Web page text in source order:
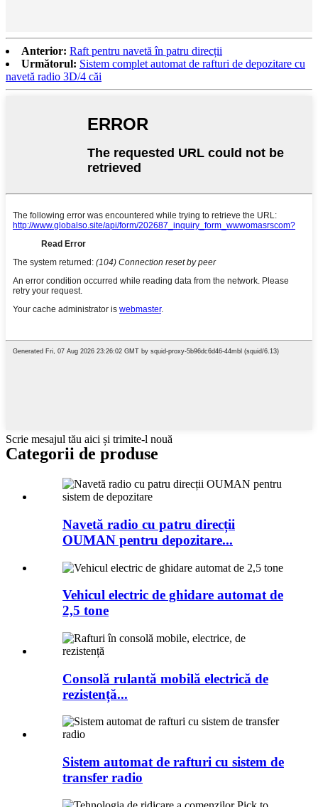
Anterior: Raft pentru navetă în patru direcții
Următorul: Sistem complet automat de rafturi de depozitare cu
navetă radio 3D/4 căi
Scrie mesajul tău aici și trimite-l nouă
Categorii de produse
Navetă radio cu patru direcții
OUMAN pentru depozitare...
Vehicul electric de ghidare automat de
2,5 tone
Consolă rulantă mobilă electrică de
rezistență...
Sistem automat de rafturi cu sistem de
transfer radio